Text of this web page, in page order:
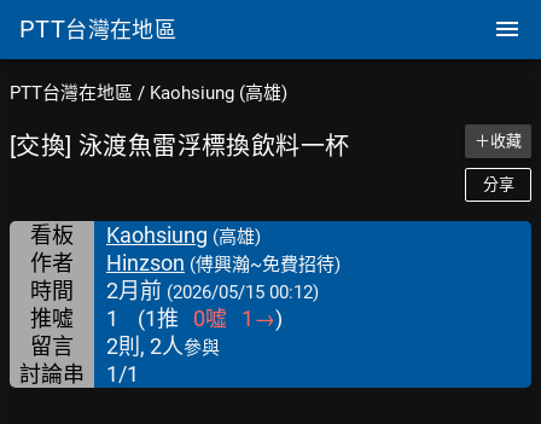
PTT台灣在地區
PTT台灣在地區 / Kaohsiung (高雄)
[交換] 泳渡魚雷浮標換飲料一杯 ＋收藏
分享
看板 Kaohsiung (高雄)
作者 Hinzson (傅興瀚~免費招待)
時間 2月前 (2026/05/15 00:12)
推噓 1 (1推 0噓 1 →)
留言
2則, 2人參與
討論串 1/1